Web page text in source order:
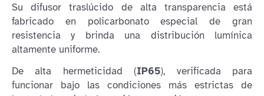
Su difusor traslúcido de alta transparencia está
fabricado en policarbonato especial de gran
resistencia y brinda una distribución lumínica
altamente uniforme.
De alta hermeticidad (IP65), verificada para
funcionar bajo las condiciones más estrictas de